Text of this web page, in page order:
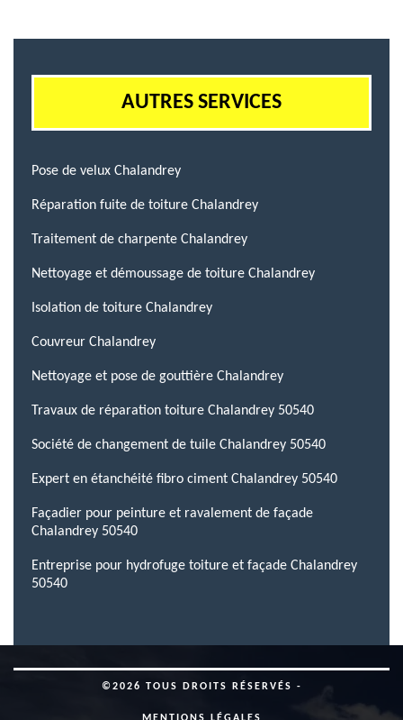
AUTRES SERVICES
Pose de velux Chalandrey
Réparation fuite de toiture Chalandrey
Traitement de charpente Chalandrey
Nettoyage et démoussage de toiture Chalandrey
Isolation de toiture Chalandrey
Couvreur Chalandrey
Nettoyage et pose de gouttière Chalandrey
Travaux de réparation toiture Chalandrey 50540
Société de changement de tuile Chalandrey 50540
Expert en étanchéité fibro ciment Chalandrey 50540
Façadier pour peinture et ravalement de façade
Chalandrey 50540
Entreprise pour hydrofuge toiture et façade Chalandrey
50540
©2026 TOUS DROITS RÉSERVÉS -